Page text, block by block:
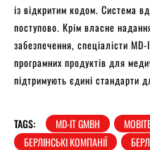
із відкритим кодом. Система
поступово. Крім власне
забезпечення, спеціалісти
програмних продуктів для
підтримують єдині стандарти
TAGS: MD-IT GMBH
БЕРЛІНСЬКІ КОМПАНІЇ